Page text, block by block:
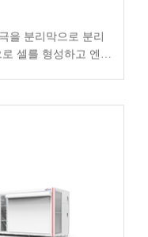
을 분리막으로 분리
셀를 형성하고 엔드